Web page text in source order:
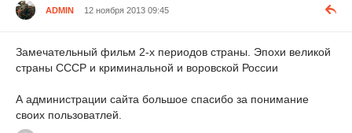
ADMIN 12 ноября 2013 09:45
Замечательный фильм 2-х периодов страны. Эпохи великой
страны СССР и криминальной и воровской России
А администрации сайта большое спасибо за понимание
своих пользоватлей.